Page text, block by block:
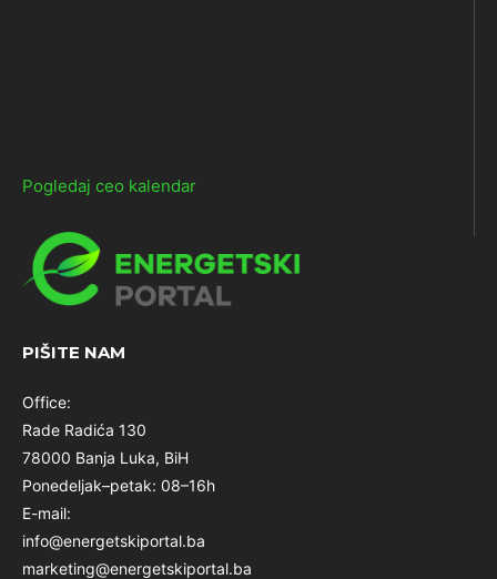
Pogledaj ceo kalendar
PIŠITE NAM
Office:
Rade Radića 130
78000 Banja Luka, BiH
Ponedeljak–petak: 08–16h
E-mail:
info@energetskiportal.ba
marketing@energetskiportal.ba